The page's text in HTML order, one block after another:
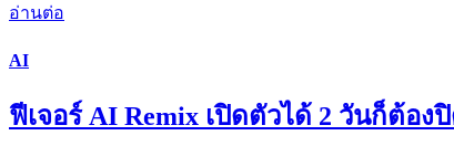
อ่านต่อ
AI
ฟีเจอร์ AI Remix เปิดตัวได้ 2 วันก็ต้อ